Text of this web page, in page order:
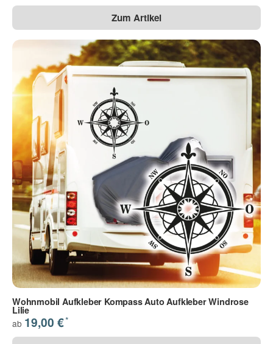
Zum Artikel
Wohnmobil Aufkleber Kompass Auto Aufkleber Windrose
Lilie
ab 19,00 €*